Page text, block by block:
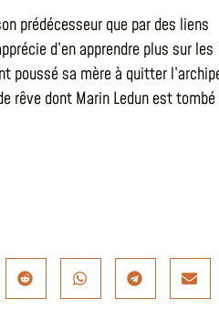
prédécesseur que par des liens
d’en apprendre plus sur les
poussé sa mère à quitter
rêve dont Marin Ledun est tombé